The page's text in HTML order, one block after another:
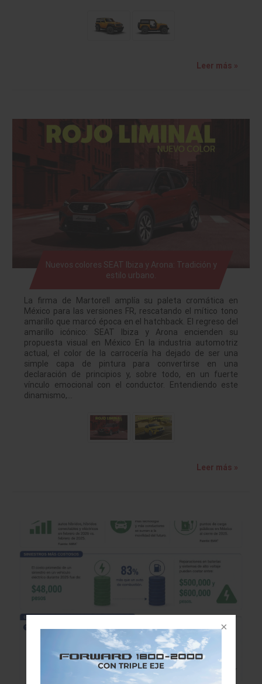
Leer más »
Nuevos colores SEAT Ibiza y Arona: Tradición y
estilo urbano.
La firma de Martorell amplía su paleta cromática en
México para las versiones FR, rescatando el mítico tono
amarillo que marcó época en el hatchback. El regreso del
amarillo icónico: SEAT Ibiza y Arona encienden su
propuesta visual en México En la industria automotriz
actual, el color de la carrocería ha dejado de ser una
simple capa de pintura para convertirse en una
declaración de principios y, sobre todo, en un fuerte
vínculo emocional con el conductor. Entendiendo este
dinamismo,…
Leer más »
Autos eléctricos obligan a reinventar seguros